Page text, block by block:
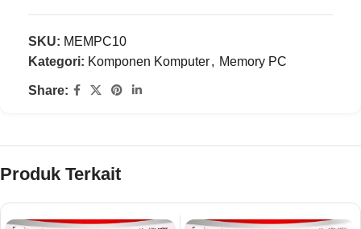
SKU: MEMPC10
Kategori: Komponen Komputer, Memory PC
Share:
Produk Terkait